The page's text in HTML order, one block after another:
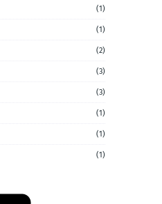
(1)
(1)
(2)
(3)
(3)
(1)
(1)
(1)